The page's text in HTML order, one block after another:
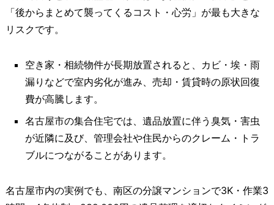
「後からまとめて襲ってくるコスト・心労」が最も大きな
リスクです。
空き家・相続物件が長期放置されると、カビ・埃・雨
漏りなどで室内劣化が進み、売却・賃貸時の原状回復
費が高騰します。
名古屋市の集合住宅では、遺品放置に伴う臭気・害虫
が近隣に及び、管理会社や住民からのクレーム・トラ
ブルにつながることがあります。
名古屋市内の実例でも、南区の分譲マンションで3K・作業3